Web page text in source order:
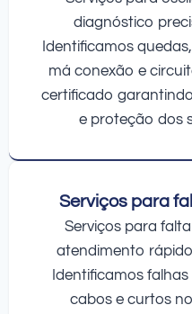
diagnóstico
Identificamos
má conexão e
certificado
e proteção dos
Serviços para
Serviços para
atendimento
Identificamos
cabos e curtos